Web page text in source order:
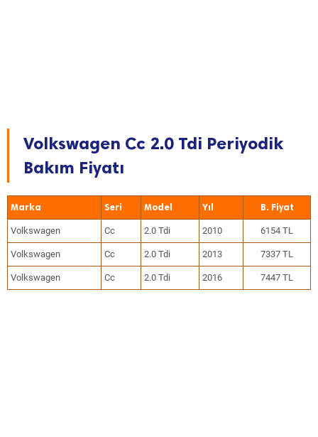
Volkswagen Cc 2.0 Tdi Periyodik
Bakım Fiyatı
Marka Seri Model Yıl
Volkswagen Cc 2.0 Tdi 2010 6154 TL
Volkswagen Cc 2.0 Tdi 2013 7337 TL
Volkswagen Cc 2.0 Tdi 2016 7447 TL